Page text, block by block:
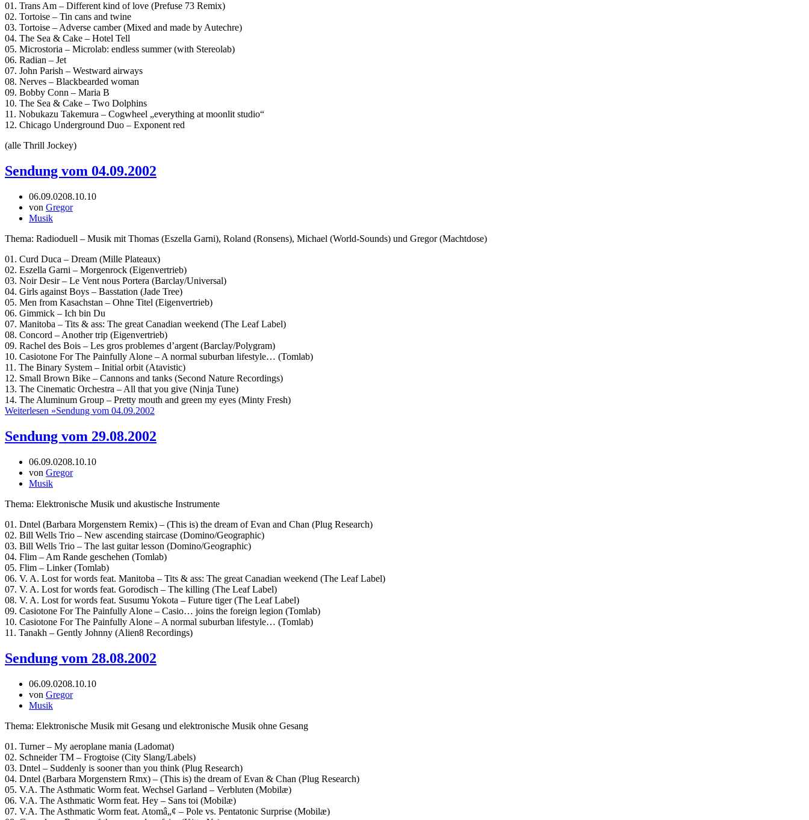
01. Trans Am – Different kind of love (Prefuse 73 Remix)
02. Tortoise – Tin cans and twine
03. Tortoise – Adverse camber (Mixed and made by Autechre)
04. The Sea & Cake – Hotel Tell
05. Microstoria – Microlab: endless summer (with Stereolab)
06. Radian – Jet
07. John Parish – Westward airways
08. Nerves – Blackbearded woman
09. Bobby Conn – Maria B
10. The Sea & Cake – Two Dolphins
11. Nobukazu Takemura – Cogwheel „everything at moonlit studio“
12. Chicago Underground Duo – Exponent red
(alle Thrill Jockey)
Sendung vom 04.09.2002
06.09.0208.10.10
von Gregor
Musik
Thema: Radioduell – Musik mit Thomas (Eszella Garni), Roland (Ronsens), Michael (World-Sounds) und Gregor (Machtdose)
01. Curd Duca – Dream (Mille Plateaux)
02. Eszella Garni – Morgenrock (Eigenvertrieb)
03. Noir Desir – Le Vent nous Portera (Barclay/Universal)
04. Girls against Boys – Basstation (Jade Tree)
05. Men from Kasachstan – Ohne Titel (Eigenvertrieb)
06. Gimmick – Ich bin Du
07. Manitoba – Tits & ass: The great Canadian weekend (The Leaf Label)
08. Concord – Another trip (Eigenvertrieb)
09. Rachel des Bois – Les gros problemes d’argent (Barclay/Polygram)
10. Casiotone For The Painfully Alone – A normal suburban lifestyle… (Tomlab)
11. The Binary System – Initial orbit (Atavistic)
12. Small Brown Bike – Cannons and tanks (Second Nature Recordings)
13. The Cinematic Orchestra – All that you give (Ninja Tune)
14. The Aluminum Group – Pretty mouth and green my eyes (Minty Fresh)
Weiterlesen »Sendung vom 04.09.2002
Sendung vom 29.08.2002
06.09.0208.10.10
von Gregor
Musik
Thema: Elektronische Musik und akustische Instrumente
01. Dntel (Barbara Morgenstern Remix) – (This is) the dream of Evan and Chan (Plug Research)
02. Bill Wells Trio – New ascending staircase (Domino/Geographic)
03. Bill Wells Trio – The last guitar lesson (Domino/Geographic)
04. Flim – Am Rande geschehen (Tomlab)
05. Flim – Linker (Tomlab)
06. V. A. Lost for words feat. Manitoba – Tits & ass: The great Canadian weekend (The Leaf Label)
07. V. A. Lost for words feat. Gorodisch – The killing (The Leaf Label)
08. V. A. Lost for words feat. Susumu Yokota – Future tiger (The Leaf Label)
09. Casiotone For The Painfully Alone – Casio… joins the foreign legion (Tomlab)
10. Casiotone For The Painfully Alone – A normal suburban lifestyle… (Tomlab)
11. Tanakh – Gently Johnny (Alien8 Recordings)
Sendung vom 28.08.2002
06.09.0208.10.10
von Gregor
Musik
Thema: Elektronische Musik mit Gesang und elektronische Musik ohne Gesang
01. Turner – My aeroplane mania (Ladomat)
02. Schneider TM – Frogtoise (City Slang/Labels)
03. Dntel – Suddenly is sooner than you think (Plug Research)
04. Dntel (Barbara Morgenstern Rmx) – (This is) the dream of Evan & Chan (Plug Research)
05. V.A. The Asthmatic Worm feat. Wechsel Garland – Verbluten (Mobilæ)
06. V.A. The Asthmatic Worm feat. Hey – Sans toi (Mobilæ)
07. V.A. The Asthmatic Worm feat. Atomâ„¢ – Pole vs. Pentatonic Surprise (Mobilæ)